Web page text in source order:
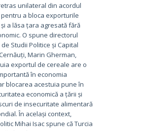
unilateral din acordul
a bloca exporturile
a lăsa țara agresată fără
O spune directorul
Studii Politice și Capital
Marin Gherman,
exportul de cereale are o
în economia
blocarea acestuia pune în
economică a țării și
de insecuritate alimentară
În același context,
Mihai Isac spune că Turcia